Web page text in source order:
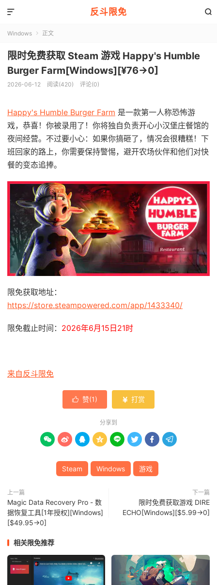
反斗限免 

Windows  正文
限时免费获取 Steam 游戏 Happy's Humble
Burger Farm[Windows][¥76→0]
2026-06-12 阅读(420) 评论(0)
Happy's Humble Burger Farm 是一款第一人称恐怖游
戏，恭喜！你被录用了！你将独自负责开心小汉堡庄餐馆的
夜间经营。不过要小心：如果你搞砸了，情况会很糟糕！下
班回家的路上，你需要保持警惕，避开农场伙伴和他们对快
餐的变态追捧。
限免获取地址：
https://store.steampowered.com/app/1433340/
限免截止时间： 2026年6月15日21时
来自反斗限免
 赞(1)  打赏
分享到
       
Steam Windows 游戏
上一篇
Magic Data Recovery Pro - 数
据恢复工具[1年授权][Windows]
[$49.95→0]
下一篇
限时免费获取游戏 DIRE
ECHO[Windows][$5.99→0]
相关限免推荐